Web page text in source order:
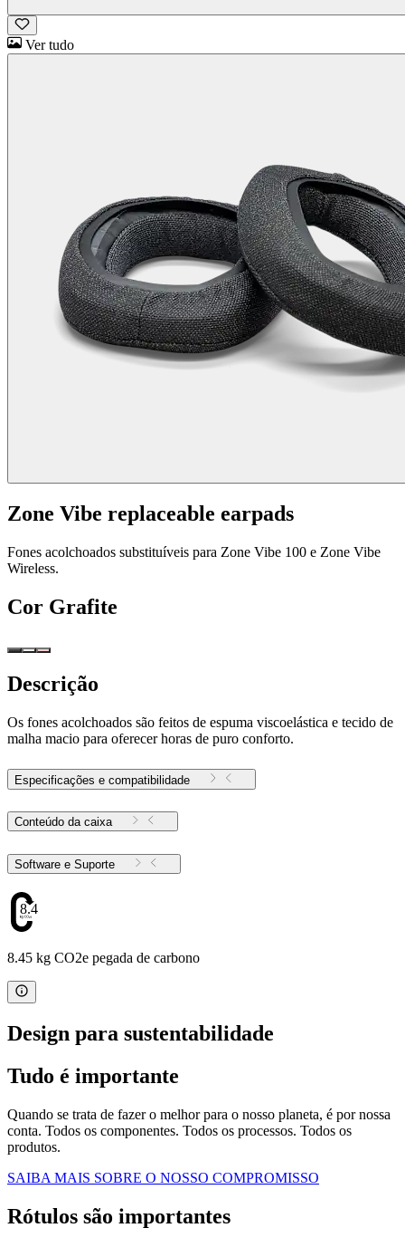
Ver tudo
Zone Vibe replaceable earpads
Fones acolchoados substituíveis para Zone Vibe 100 e Zone Vibe
Wireless.
Cor Grafite
Descrição
Os fones acolchoados são feitos de espuma viscoelástica e tecido de
malha macio para oferecer horas de puro conforto.
Especificações e compatibilidade
Conteúdo da caixa
Software e Suporte
8.45
8.45 kg CO2e pegada de carbono
Design para sustentabilidade
Tudo é importante
Quando se trata de fazer o melhor para o nosso planeta, é por nossa
conta. Todos os componentes. Todos os processos. Todos os
produtos.
SAIBA MAIS SOBRE O NOSSO COMPROMISSO
Rótulos são importantes